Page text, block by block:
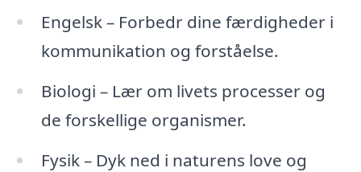
Engelsk – Forbedr dine færdigheder i
kommunikation og forståelse.
Biologi – Lær om livets processer og
de forskellige organismer.
Fysik – Dyk ned i naturens love og